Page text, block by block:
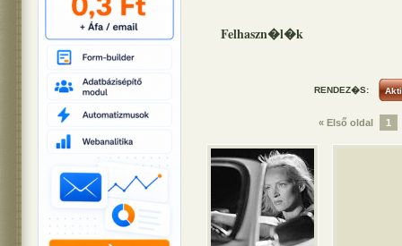
Felhaszn�l�k
RENDEZ�S:
« Első oldal 1